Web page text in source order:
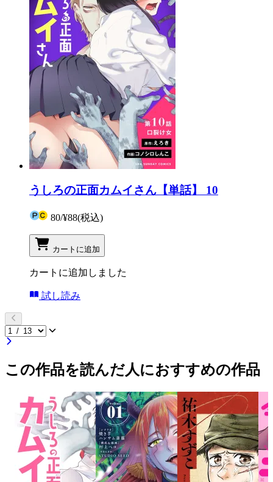
うしろの正面カムイさん【単話】 10
80/¥88(税込)
カートに追加
カートに追加しました
試し読み
この作品を読んだ人におすすめの作品